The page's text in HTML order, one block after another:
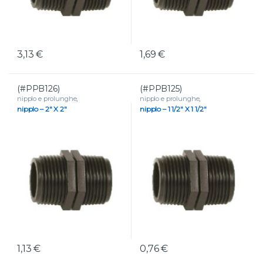
3,13€ 1,69€
(#PPB126)
nipplo e prolunghe,
RACCORDERIA ,Raccordi filettati
in polipropilene
nipplo – 2″ X 2″
1,13€
(#PPB125)
nipplo e prolunghe,
RACCORDERIA ,Raccordi filettati
in polipropilene
nipplo – 1 1/2″ X 1 1/2″
0,76€